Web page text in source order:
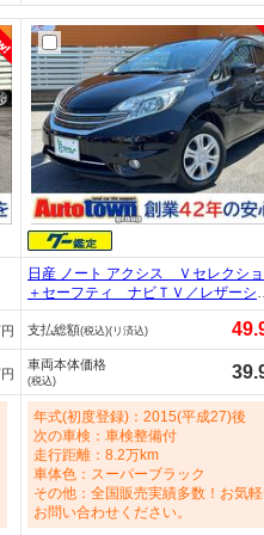
日産 ノート アクシス Ｖセレクシ
＋セーフティ ナビＴＶ／レザーシ
ト／ワンオーナー／禁煙／ＥＴＣ／
突軽減ブレーキ／Ｂｌｕｅｔｏｏｔ
オーディオ／フルセグＴＶ／純正Ｌ
Ｄヘッドライト／車線逸脱／オート
アコン／スーパーチャージャー／ＰＶ
ガラス 1200cc
支払総額(税込)(リ済込)
車両本体価格
(税込)
年式(初度登録)：2015(平成27)後
次の車検：車検整備付
走行距離：8.2万km
車体色：スーパーブラック
その他：全国販売実績多数！お気
お問い合わせください。